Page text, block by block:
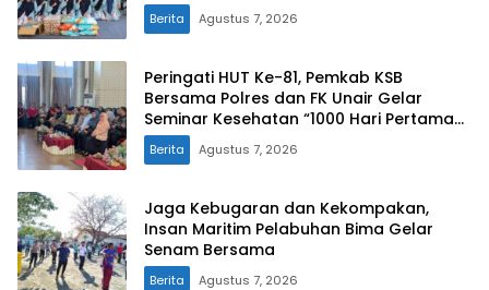
Berita Agustus 7, 2026
Peringati HUT Ke-81, Pemkab KSB
Bersama Polres dan FK Unair Gelar
Seminar Kesehatan “1000 Hari Pertama
Kehidupan”
Berita Agustus 7, 2026
Jaga Kebugaran dan Kekompakan,
Insan Maritim Pelabuhan Bima Gelar
Senam Bersama
Berita Agustus 7, 2026